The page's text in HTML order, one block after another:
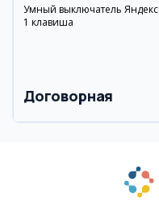
Умный выключатель Яндекс
1 клавиша
Договорная